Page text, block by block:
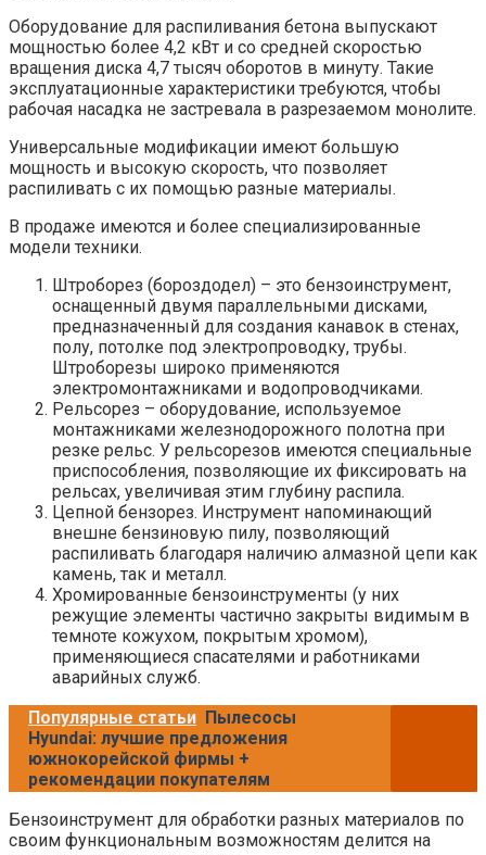
Оборудование для распиливания бетона выпускают
мощностью более 4,2 кВт и со средней скоростью
вращения диска 4,7 тысяч оборотов в минуту. Такие
эксплуатационные характеристики требуются, чтобы
рабочая насадка не застревала в разрезаемом монолите.
Универсальные модификации имеют большую
мощность и высокую скорость, что позволяет
распиливать с их помощью разные материалы.
В продаже имеются и более специализированные
модели техники.
Штроборез (бороздодел) – это бензоинструмент,
оснащенный двумя параллельными дисками,
предназначенный для создания канавок в стенах,
полу, потолке под электропроводку, трубы.
Штроборезы широко применяются
электромонтажниками и водопроводчиками.
Рельсорез – оборудование, используемое
монтажниками железнодорожного полотна при
резке рельс. У рельсорезов имеются специальные
приспособления, позволяющие их фиксировать на
рельсах, увеличивая этим глубину распила.
Цепной бензорез. Инструмент напоминающий
внешне бензиновую пилу, позволяющий
распиливать благодаря наличию алмазной цепи как
камень, так и металл.
Хромированные бензоинструменты (у них
режущие элементы частично закрыты видимым в
темноте кожухом, покрытым хромом),
применяющиеся спасателями и работниками
аварийных служб.
Популярные статьи Пылесосы
Hyundai: лучшие предложения
южнокорейской фирмы +
рекомендации покупателям
Бензоинструмент для обработки разных материалов по
своим функциональным возможностям делится на